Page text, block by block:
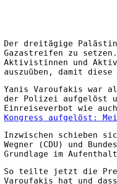
Der dreitägige
Gazastreifen zu
Aktivistinnen und
auszuüben, damit
Yanis Varoufakis war
der Polizei aufgelöst
Einreiseverbot wie
Kongress aufgelöst:
Inzwischen schieben
Wegner (CDU) und
Grundlage im
So teilte jetzt die
Varoufakis hat und